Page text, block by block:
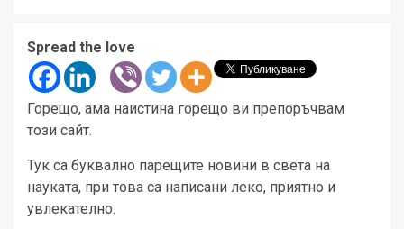
Spread the love
Горещо, ама наистина горещо ви препоръчвам
този сайт.
Тук са буквално парещите новини в света на
науката, при това са написани леко, приятно и
увлекателно.